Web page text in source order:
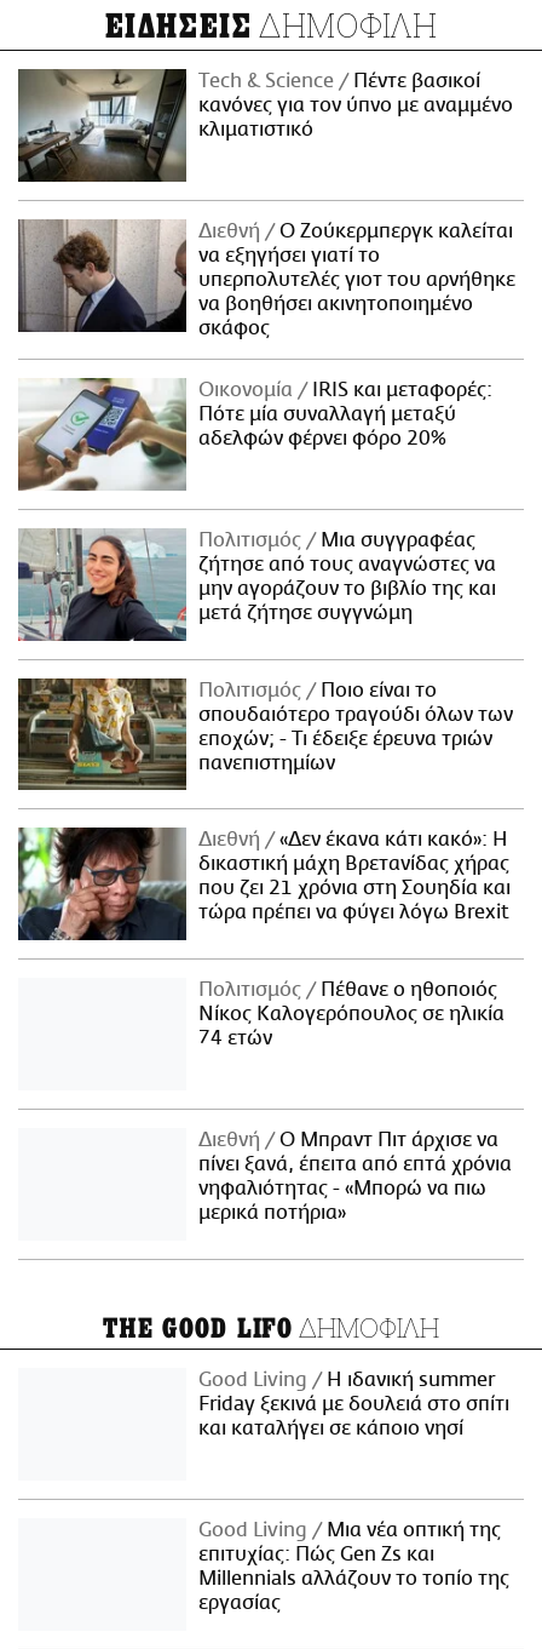
ΕΙΔΗΣΕΙΣ ΔΗΜΟΦΙΛΗ
Τech & Science
Πέντε βασικοί
κανόνες για τον ύπνο με αναμμένο
κλιματιστικό
Διεθνή
Ο Ζούκερμπεργκ καλείται
να εξηγήσει γιατί το
υπερπολυτελές γιοτ του αρνήθηκε
να βοηθήσει ακινητοποιημένο
σκάφος
Οικονομία
IRIS και μεταφορές:
Πότε μία συναλλαγή μεταξύ
αδελφών φέρνει φόρο 20%
Πολιτισμός
Μια συγγραφέας
ζήτησε από τους αναγνώστες να
μην αγοράζουν το βιβλίο της και
μετά ζήτησε συγγνώμη
Πολιτισμός
Ποιο είναι το
σπουδαιότερο τραγούδι όλων των
εποχών; - Τι έδειξε έρευνα τριών
πανεπιστημίων
Διεθνή
«Δεν έκανα κάτι κακό»: Η
δικαστική μάχη Βρετανίδας χήρας
που ζει 21 χρόνια στη Σουηδία και
τώρα πρέπει να φύγει λόγω Brexit
Πολιτισμός
Πέθανε ο ηθοποιός
Νίκος Καλογερόπουλος σε ηλικία
74 ετών
Διεθνή
Ο Μπραντ Πιτ άρχισε να
πίνει ξανά, έπειτα από επτά χρόνια
νηφαλιότητας - «Μπορώ να πιω
μερικά ποτήρια»
THE GOOD LIFO ΔΗΜΟΦΙΛΗ
Good Living
Η ιδανική summer
Friday ξεκινά με δουλειά στο σπίτι
και καταλήγει σε κάποιο νησί
Good Living
Μια νέα οπτική της
επιτυχίας: Πώς Gen Zs και
Millennials αλλάζουν το τοπίο της
εργασίας